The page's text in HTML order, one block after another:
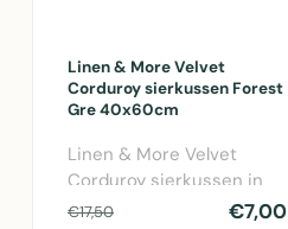
Linen & More Velvet
Corduroy sierkussen Forest
Gre 40x60cm
Linen & More Velvet
Corduroy sierkussen in
forest groen, 40x60cm
€17,50 €7,00